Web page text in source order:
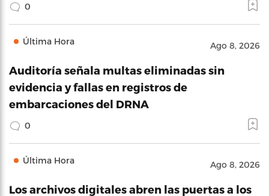
0
Última Hora Ago 8, 2026
Auditoría señala multas eliminadas sin
evidencia y fallas en registros de
embarcaciones del DRNA
0
Última Hora Ago 8, 2026
Los archivos digitales abren las puertas a los